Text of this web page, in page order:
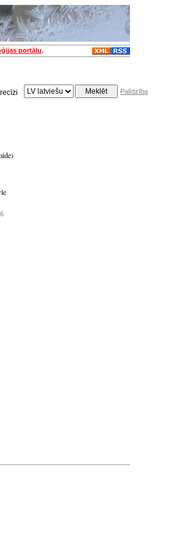
portālu.
Palīdzība